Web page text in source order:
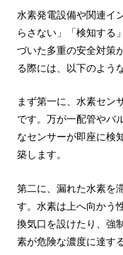
水素発電設備や関連イ
らさない」「検知する
づいた多重の安全対策
る際には、以下のよう
まず第一に、水素セン
です。万が一配管やバ
なセンサーが即座に検
築します。
第二に、漏れた水素を
す。水素は上へ向かう
換気口を設けたり、強
素が危険な濃度に達す